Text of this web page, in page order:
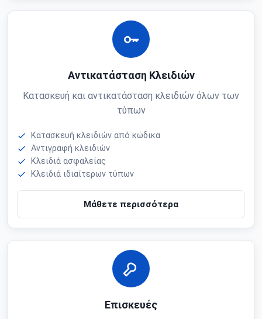
Αντικατάσταση Κλειδιών
Κατασκευή και αντικατάσταση κλειδιών όλων των
τύπων
Κατασκευή κλειδιών από κώδικα
Αντιγραφή κλειδιών
Κλειδιά ασφαλείας
Κλειδιά ιδιαίτερων τύπων
Μάθετε περισσότερα
Επισκευές